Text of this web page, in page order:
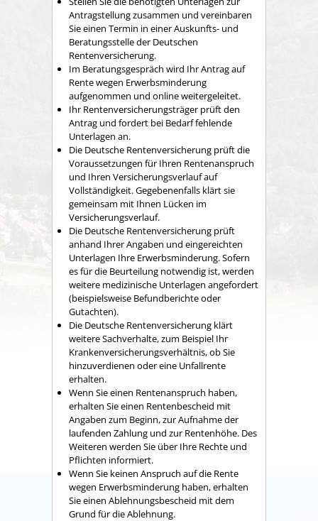
Antragstellung zusammen und vereinbaren
Sie einen Termin in einer Auskunfts- und
Beratungsstelle der Deutschen
Rentenversicherung.
Im Beratungsgespräch wird Ihr Antrag auf
Rente wegen Erwerbsminderung
aufgenommen und online weitergeleitet.
Ihr Rentenversicherungsträger prüft den
Antrag und fordert bei Bedarf fehlende
Unterlagen an.
Die Deutsche Rentenversicherung prüft die
Voraussetzungen für Ihren Rentenanspruch
und Ihren Versicherungsverlauf auf
Vollständigkeit. Gegebenenfalls klärt sie
gemeinsam mit Ihnen Lücken im
Versicherungsverlauf.
Die Deutsche Rentenversicherung prüft
anhand Ihrer Angaben und eingereichten
Unterlagen Ihre Erwerbsminderung. Sofern
es für die Beurteilung notwendig ist, werden
weitere medizinische Unterlagen angefordert
(beispielsweise Befundberichte oder
Gutachten).
Die Deutsche Rentenversicherung klärt
weitere Sachverhalte, zum Beispiel Ihr
Krankenversicherungsverhältnis, ob Sie
hinzuverdienen oder eine Unfallrente
erhalten.
Wenn Sie einen Rentenanspruch haben,
erhalten Sie einen Rentenbescheid mit
Angaben zum Beginn, zur Aufnahme der
laufenden Zahlung und zur Rentenhöhe. Des
Weiteren werden Sie über Ihre Rechte und
Pflichten informiert.
Wenn Sie keinen Anspruch auf die Rente
wegen Erwerbsminderung haben, erhalten
Sie einen Ablehnungsbescheid mit dem
Grund für die Ablehnung.